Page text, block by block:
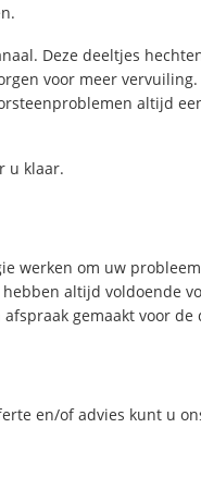
Deze deeltjes
voor meer
altijd
u klaar.
werken om uw
altijd voldoende
gemaakt voor
en/of advies kunt u